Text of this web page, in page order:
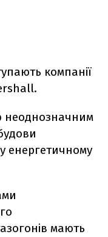
компанії
неоднозначним
енергетичному
мають